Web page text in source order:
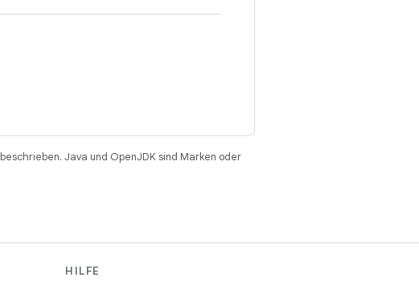
beschrieben. Java und OpenJDK sind Marken oder
HILFE